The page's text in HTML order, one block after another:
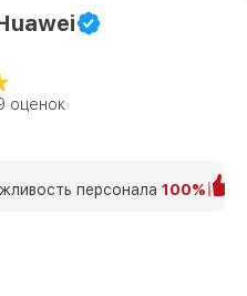
оценок
персонала 100%